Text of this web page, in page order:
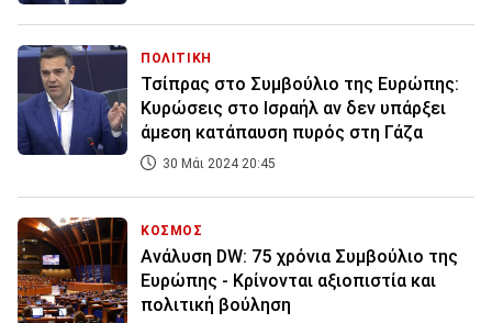
ΠΟΛΙΤΙΚΗ
Τσίπρας στο Συμβούλιο της Ευρώπης:
Κυρώσεις στο Ισραήλ αν δεν υπάρξει
άμεση κατάπαυση πυρός στη Γάζα
30 Μάι 2024 20:45
ΚΟΣΜΟΣ
Ανάλυση DW: 75 χρόνια Συμβούλιο της
Ευρώπης - Κρίνονται αξιοπιστία και
πολιτική βούληση